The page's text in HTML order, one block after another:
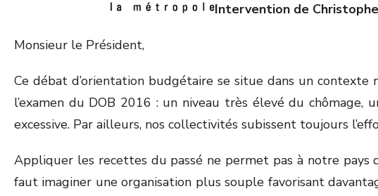
Intervention de
Monsieur le Président,
Ce débat d’orientation budgétaire se situe dans un
l’examen du DOB 2016 : un niveau très élevé du
excessive. Par ailleurs, nos collectivités subissent toujours
Appliquer les recettes du passé ne permet pas à notre
faut imaginer une organisation plus souple favorisant